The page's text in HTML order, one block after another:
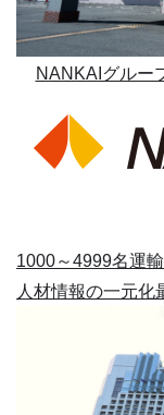
NANKAIグルー
1000～4999名運
人材情報の一元化